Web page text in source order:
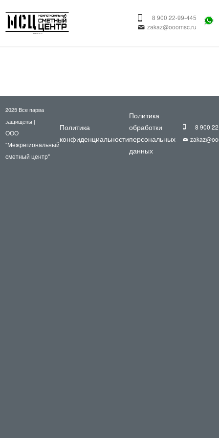
8 900 22-99-445
zakaz@ooomsc.ru
2025 Все парва
защищены |
ООО
"Межрегиональный
сметный центр"
Политика
конфиденциальности
Политика
обработки
персональных
данных
8 900